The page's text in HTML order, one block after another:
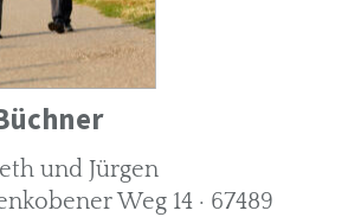
und Jürgen
Weg 14 · 67489